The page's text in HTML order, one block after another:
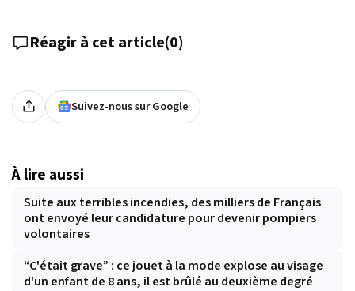
Réagir à cet article(0)
Suivez-nous sur Google
À lire aussi
Suite aux terribles incendies, des milliers de Français
ont envoyé leur candidature pour devenir pompiers
volontaires
“C'était grave” : ce jouet à la mode explose au visage
d'un enfant de 8 ans, il est brûlé au deuxième degré